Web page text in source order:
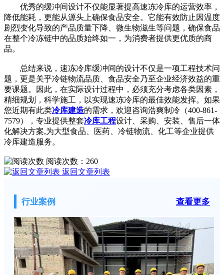
优秀的缓冲间设计不仅能显著提高速冻冷库的运营效率，
降低能耗，更能从源头上确保食品安全。它能有效防止因温度
剧烈变化导致的产品质量下降、微生物滋生等问题，确保食品
在整个冷冻链中的品质始终如一，为消费者提供更优质的商
品。
总结来说，速冻冷库缓冲间的设计不仅是一项工程技术问
题，更是关乎冷链物流品质、食品安全乃至企业经济效益的重
要课题。因此，在实际设计过程中，必须充分考虑各类因素，
精细规划，科学施工，以实现速冻冷库的最佳效能发挥。 如果
您近期有此类冷库建造的需求，欢迎咨询浩爽制冷（400-861-
7579），专业提供整套冷库工程设计、采购、安装、售后一体
化解决方案,为大型食品、医药、冷链物流、化工等企业提供
冷库建造服务。
阅读次数： 260
返回文章列表
行业案例 查看更多